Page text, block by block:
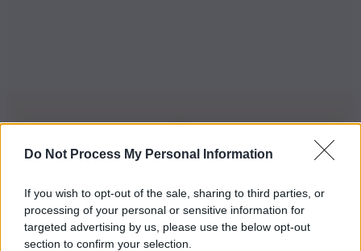
Do Not Process My Personal Information
If you wish to opt-out of the sale, sharing to third parties, or
processing of your personal or sensitive information for
targeted advertising by us, please use the below opt-out
section to confirm your selection.
Iscriviti alla nostra Newsletter
Iscriviti alla nostra newsletter per non perdere le ultime
novità
Iscriviti Ora